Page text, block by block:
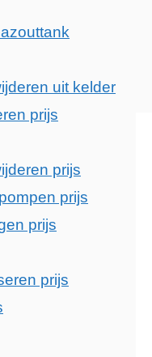
uit kelder
prijs
prijs
prijs
prijs
prijs